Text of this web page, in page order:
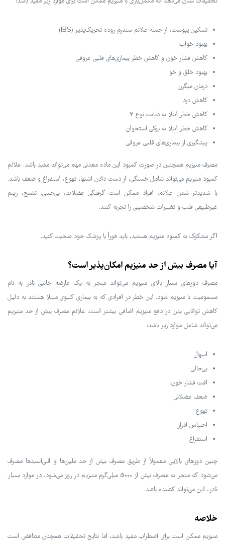
تسکین یبوست، از جمله علائم سندرم روده تحریک‌پذیر (IBS)
بهبود خواب
کاهش فشار خون و کاهش خطر بیماری‌های قلبی عروقی
بهبود خلق و خو
درمان میگرن
کاهش درد
کاهش خطر ابتلا به دیابت نوع 2
کاهش خطر ابتلا به پوکی استخوان
پیشگیری از بیماری‌های قلبی عروقی
مصرف منیزیم همچنین در صورت کمبود این ماده معدنی مهم می‌تواند مفید باشد. علائم
کمبود منیزیم می‌تواند شامل خستگی، از دست دادن اشتها، تهوع، استفراغ و ضعف باشد.
با شدیدتر شدن علائم، افراد ممکن است گرفتگی عضلات، بی‌حسی، تشنج، ریتم
غیرطبیعی قلب و تغییرات شخصیتی را تجربه کنند.
اگر مشکوک به کمبود منیزیم هستید، باید فوراً با پزشک خود صحبت کنید.
آیا مصرف بیش از حد منیزیم امکان‌پذیر است؟
مصرف دوزهای بسیار بالای منیزیم می‌تواند منجر به یک عارضه جانبی نادر به نام
مسمومیت با منیزیم شود. این خطر در افرادی که به بیماری کلیوی مبتلا هستند به دلیل
کاهش توانایی بدن در دفع منیزیم اضافی بیشتر است. علائم مصرف بیش از حد منیزیم
می‌تواند شامل موارد زیر باشد:
اسهال
بی‌حالی
افت فشار خون
ضعف عضلانی
تهوع
احتباس ادرار
استفراغ
چنین دوزهای بالایی معمولاً از طریق مصرف بیش از حد ملین‌ها و آنتی‌اسیدها مصرف
می‌شود که منجر به مصرف بیش از 5000 میلی‌گرم منیزیم در روز می‌شود. در موارد بسیار
نادر، این می‌تواند کشنده باشد.
خلاصه
منیزیم ممکن است برای اضطراب مفید باشد، اما نتایج تحقیقات همچنان متناقض است